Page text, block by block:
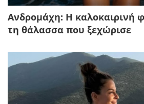
Ανδρομάχη: Η καλοκαιρινή
τη θάλασσα που ξεχώρισε